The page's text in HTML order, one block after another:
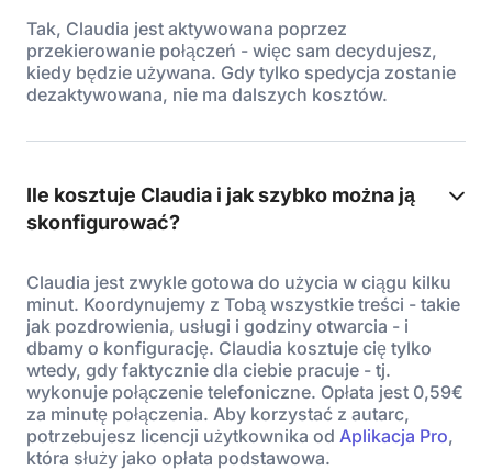
Tak, Claudia jest aktywowana poprzez
przekierowanie połączeń - więc sam decydujesz,
kiedy będzie używana. Gdy tylko spedycja zostanie
dezaktywowana, nie ma dalszych kosztów.
Ile kosztuje Claudia i jak szybko można ją
skonfigurować?
Claudia jest zwykle gotowa do użycia w ciągu kilku
minut. Koordynujemy z Tobą wszystkie treści - takie
jak pozdrowienia, usługi i godziny otwarcia - i
dbamy o konfigurację. Claudia kosztuje cię tylko
wtedy, gdy faktycznie dla ciebie pracuje - tj.
wykonuje połączenie telefoniczne. Opłata jest 0,59€
za minutę połączenia. Aby korzystać z autarc,
potrzebujesz licencji użytkownika od Aplikacja Pro,
która służy jako opłata podstawowa.